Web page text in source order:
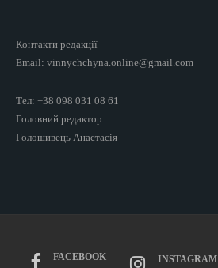
Контакти редакції
Email: vinnychchyna.online@gmail.com
Тел: +38 098 031 08 61
Головний редактор:
Голошивець Анастасія
FACEBOOK INSTAGRAM